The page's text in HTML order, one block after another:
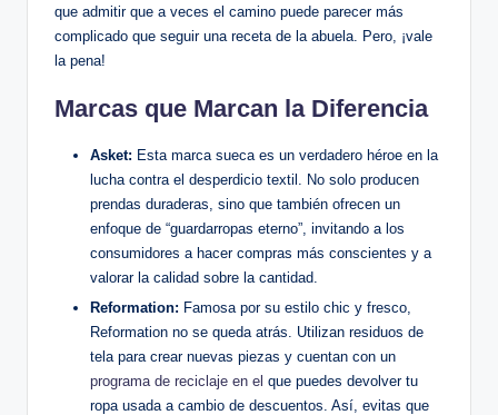
que admitir que a veces el camino puede parecer más
complicado que seguir una receta de la abuela. Pero, ¡vale
la pena!
Marcas que Marcan la Diferencia
Asket: Esta marca sueca es un verdadero héroe en la
lucha contra el desperdicio textil. No solo producen
prendas duraderas, sino que también ofrecen un
enfoque de “guardarropas eterno”, invitando a los
consumidores a hacer compras más conscientes y a
valorar la calidad sobre la cantidad.
Reformation: Famosa por su estilo chic y fresco,
Reformation no se queda atrás. Utilizan residuos de
tela para crear nuevas piezas y cuentan con un
programa de reciclaje en el que puedes devolver tu
ropa usada a cambio de descuentos. Así, evitas que